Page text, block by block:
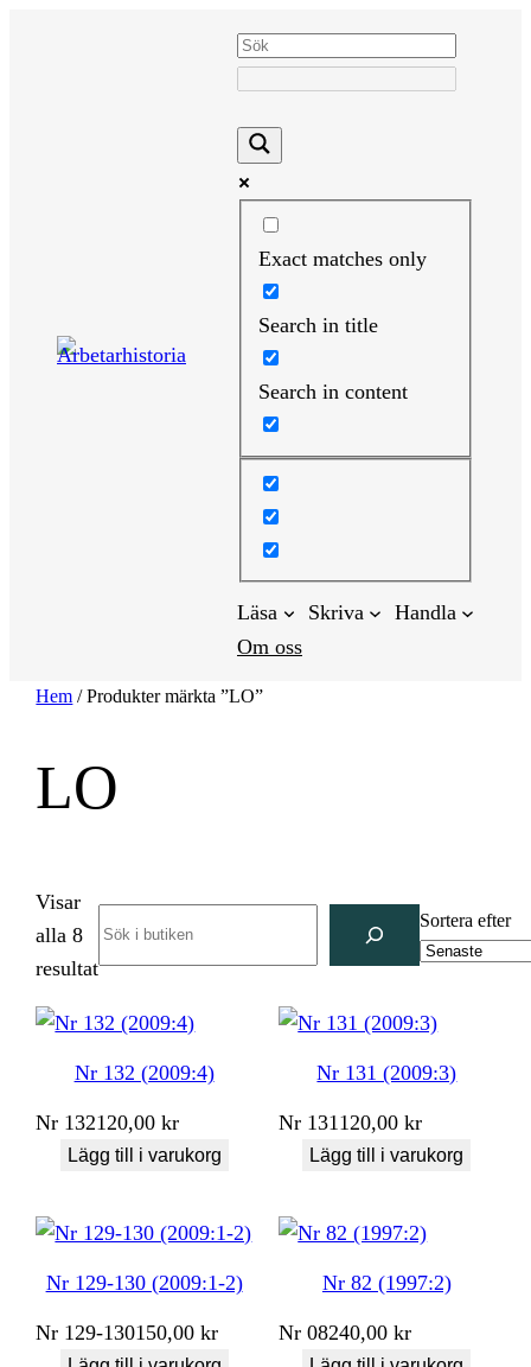
Exact matches only
Search in title
Search in content
Läsa Skriva
Handla
Om oss
Hem / Produkter märkta ”LO”
LO
Visar
alla 8
resultatSortera
senaste
Sortera efter
Nr 132 (2009:4)
Nr 132120,00kr
Lägg till i varukorg
Nr 131 (2009:3)
Nr 131 120,00kr
Lägg till i varukorg
Nr 129-130 (2009:1-2)
Nr 129-130150,00kr
Nr 82 (1997:2)
Nr 08240,00kr